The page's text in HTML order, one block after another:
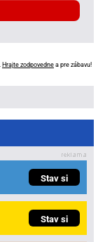
Hrajte zodpovedne a pre zábavu!
Stav si
Stav si